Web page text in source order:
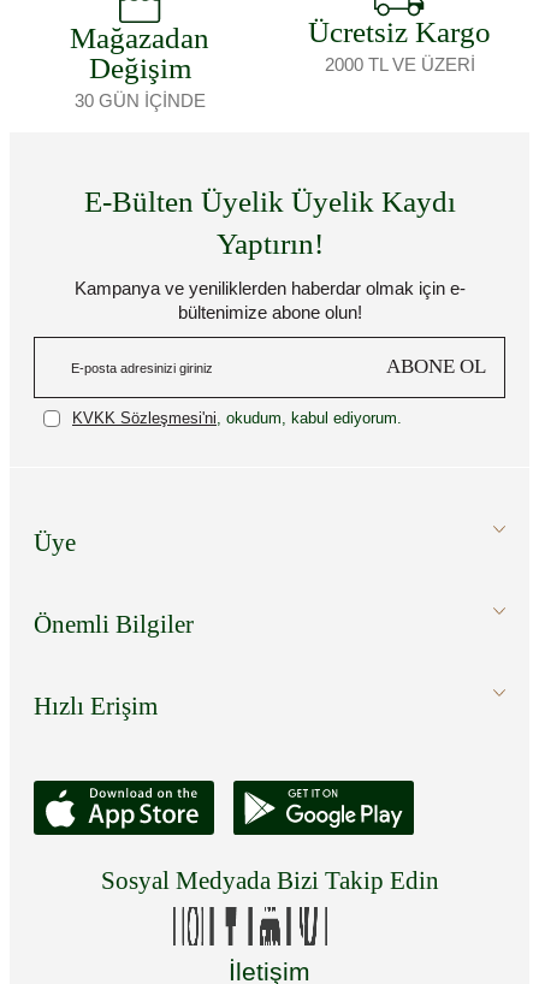
Mağazadan
Değişim
30 GÜN İÇİNDE
Ücretsiz Kargo
2000 TL VE ÜZERİ
E-Bülten Üyelik Üyelik Kaydı
Yaptırın!
Kampanya ve yeniliklerden haberdar olmak için e-
bültenimize abone olun!
ABONE OL
KVKK Sözleşmesi'ni , okudum, kabul ediyorum.
Üye
Önemli Bilgiler
Hızlı Erişim
Sosyal Medyada Bizi Takip Edin
İletişim